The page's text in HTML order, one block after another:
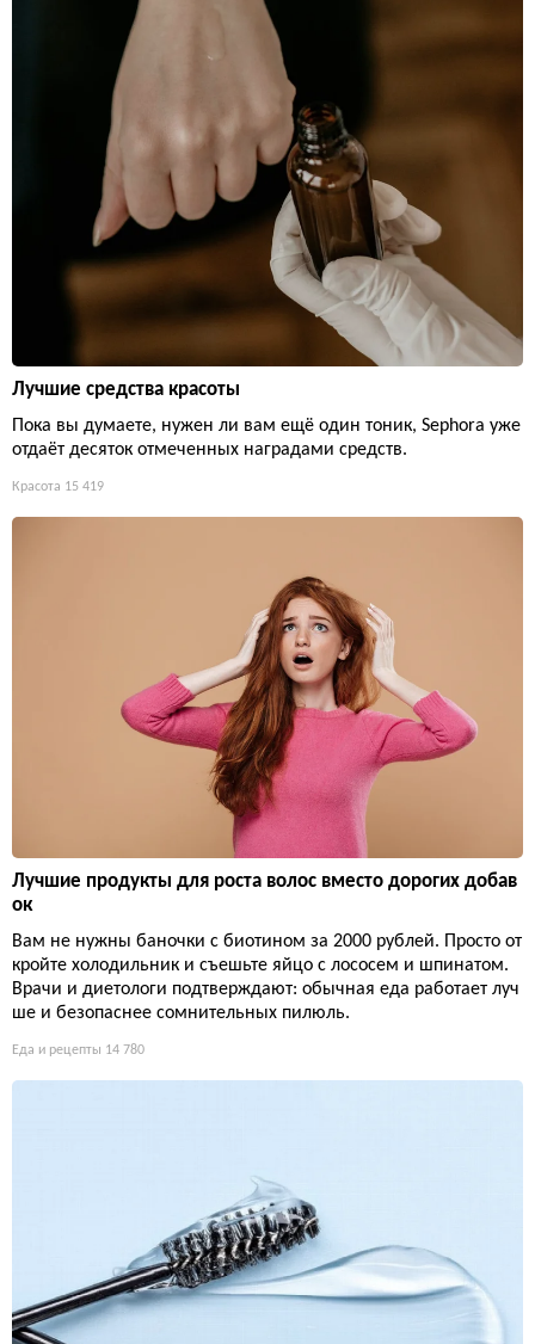
Лучшие средства красоты
Пока вы думаете, нужен ли вам ещё один тоник, Sephora уже
отдаёт десяток отмеченных наградами средств.
Красота 15 419
Лучшие продукты для роста волос вместо дорогих добав
ок
Вам не нужны баночки с биотином за 2000 рублей. Просто от
кройте холодильник и съешьте яйцо с лососем и шпинатом.
Врачи и диетологи подтверждают: обычная еда работает луч
ше и безопаснее сомнительных пилюль.
Еда и рецепты 14 780